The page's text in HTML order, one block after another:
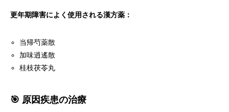
更年期障害によく使用される漢方薬：
当帰芍薬散
加味逍遙散
桂枝茯苓丸
🎯 原因疾患の治療